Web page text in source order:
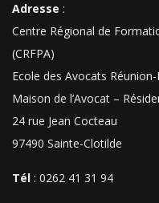
Adresse :
Centre Régional de
(CRFPA)
Ecole des Avocats
Maison de l’Avocat –
24 rue Jean Cocteau
97490 Sainte-Clotilde
Tél : 0262 41 31 94